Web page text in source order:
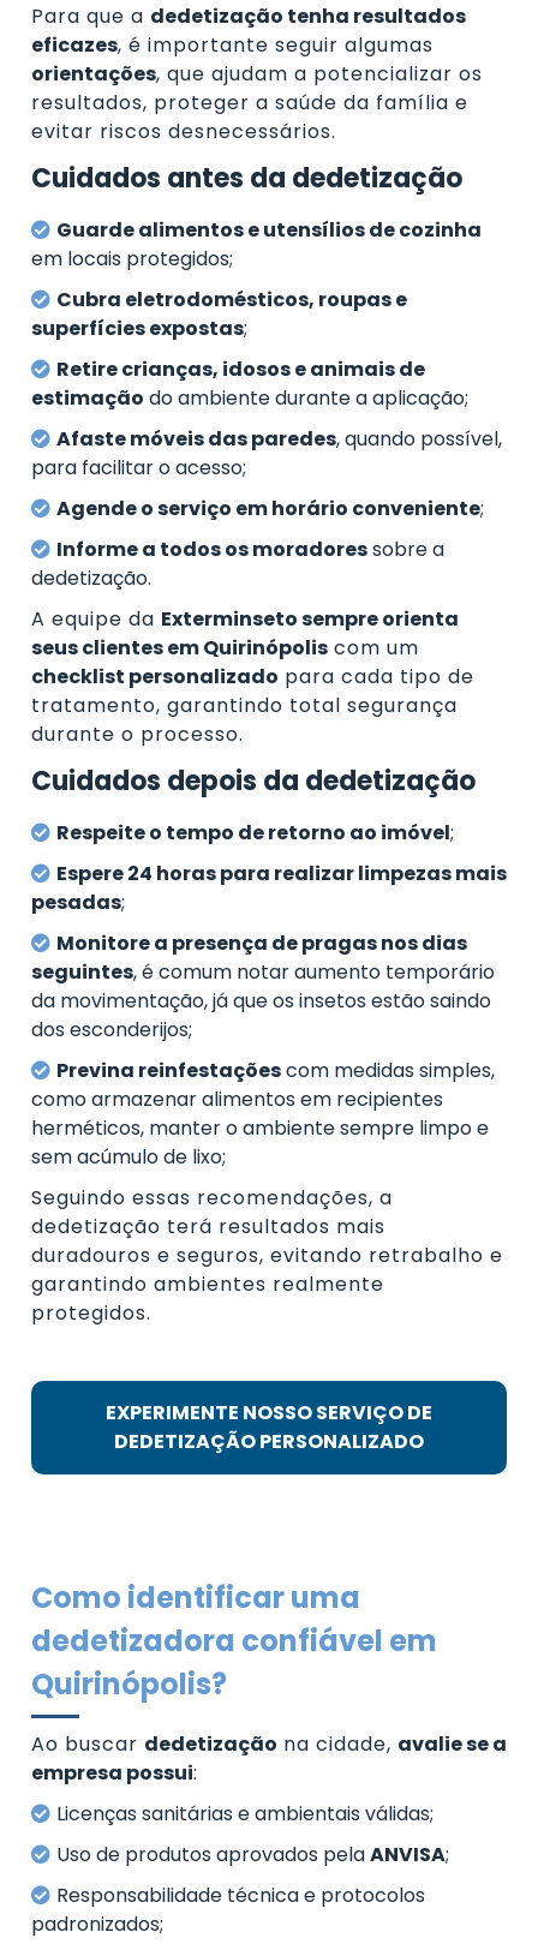
Para que a dedetização tenha resultados
eficazes, é importante seguir algumas
orientações, que ajudam a potencializar os
resultados, proteger a saúde da família e
evitar riscos desnecessários.
Cuidados antes da dedetização
Guarde alimentos e utensílios de cozinha
em locais protegidos;
Cubra eletrodomésticos, roupas e
superfícies expostas;
Retire crianças, idosos e animais de
estimação do ambiente durante a aplicação;
Afaste móveis das paredes, quando possível,
para facilitar o acesso;
Agende o serviço em horário conveniente;
Informe a todos os moradoressobre a
dedetização.
A equipe da Exterminseto sempre orienta
seus clientes em Quirinópolis com um
checklist personalizado para cada tipo de
tratamento, garantindo total segurança
durante o processo.
Cuidados depois da dedetização
Respeite o tempo de retorno ao imóvel;
Espere 24 horas para realizar limpezas mais
pesadas;
Monitore a presença de pragas nos dias
seguintes, é comum notar aumento temporário
da movimentação, já que os insetos estão saindo
dos esconderijos;
Previna reinfestaçõescom medidas simples,
como armazenar alimentos em recipientes
herméticos, manter o ambiente sempre limpo e
sem acúmulo de lixo;
Seguindo essas recomendações, a
dedetização terá resultados mais
duradouros e seguros, evitando retrabalho e
garantindo ambientes realmente
protegidos.
EXPERIMENTE NOSSO SERVIÇO DE
DEDETIZAÇÃO PERSONALIZADO
Como identificar uma
dedetizadora confiável em
Quirinópolis?
Ao buscar dedetização na cidade, avalie se a
empresa possui:
Licenças sanitárias e ambientais válidas;
Uso de produtos aprovados pelaANVISA;
Responsabilidade técnica e protocolos
padronizados;